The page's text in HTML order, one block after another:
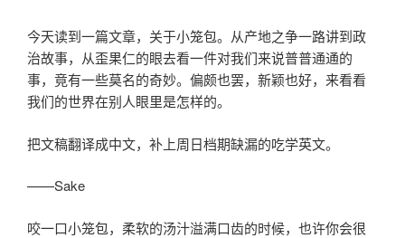
今天读到一篇文章，关于小笼包。从产地之争一路讲到政
治故事，从歪果仁的眼去看一件对我们来说普普通通的
事，竟有一些莫名的奇妙。偏颇也罢，新颖也好，来看看
我们的世界在别人眼里是怎样的。
把文稿翻译成中文，补上周日档期缺漏的吃学英文。
——Sake
咬一口小笼包，柔软的汤汁溢满口齿的时候，也许你会很